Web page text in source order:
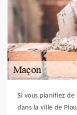
Si vous planifiez
dans la ville de